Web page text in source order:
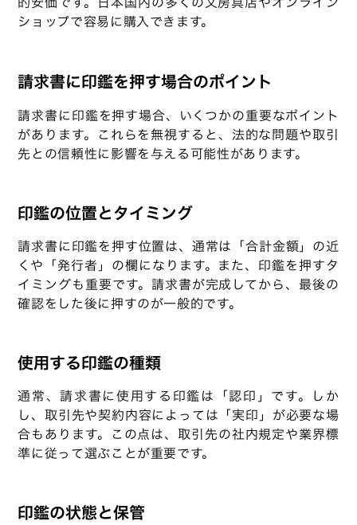
ショップで容易に購入できます。
請求書に印鑑を押す場合のポイント
請求書に印鑑を押す場合、いくつかの重要なポイント
があります。これらを無視すると、法的な問題や取引
先との信頼性に影響を与える可能性があります。
印鑑の位置とタイミング
請求書に印鑑を押す位置は、通常は「合計金額」の近
くや「発行者」の欄になります。また、印鑑を押すタ
イミングも重要です。請求書が完成してから、最後の
確認をした後に押すのが一般的です。
使用する印鑑の種類
通常、請求書に使用する印鑑は「認印」です。しか
し、取引先や契約内容によっては「実印」が必要な場
合もあります。この点は、取引先の社内規定や業界標
準に従って選ぶことが重要です。
印鑑の状態と保管